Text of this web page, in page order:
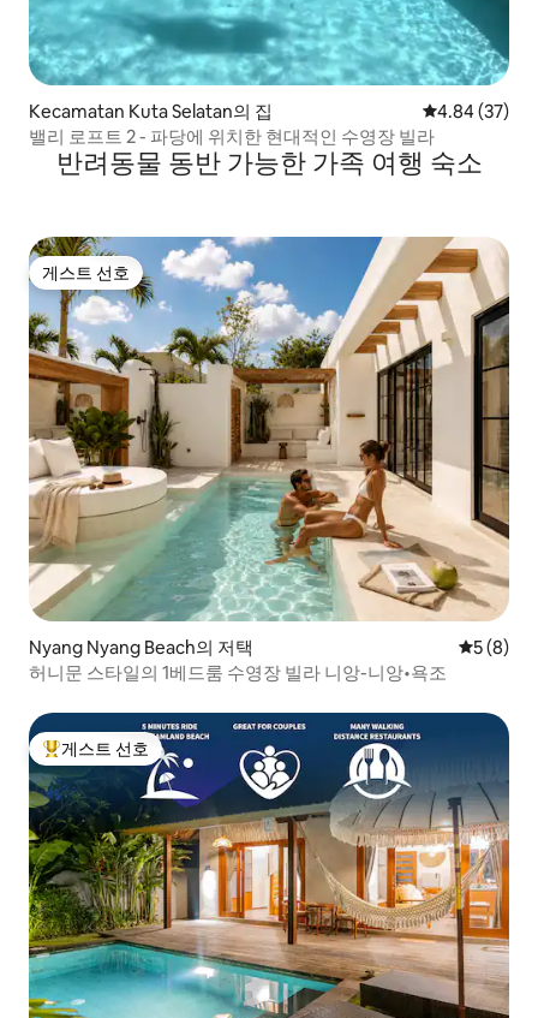
Kecamatan Kuta Selatan의 집 평점 4.84점(5
4.84 (37)
밸리 로프트 2 - 파당에 위치한 현대적인 수영장 빌라
반려동물 동반 가능한 가족 여행 숙소
게스트 선호
게스트 선호
Nyang Nyang Beach의 저택 평점 5점
5 (8)
허니문 스타일의 1베드룸 수영장 빌라 니앙-니앙•욕조
상위 게스트 선호
게스트 선호